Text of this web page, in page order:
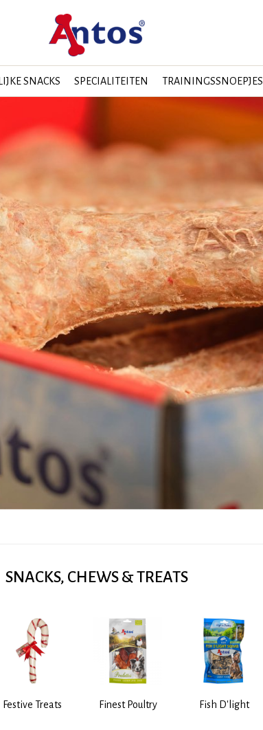
SNACKS SPECIALITEITEN TRAININGSSNOEPJES
SNACKS, CHEWS & TREATS
Festive Treats Finest Poultry Fish D'light